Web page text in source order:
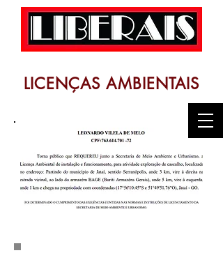
LICENÇAS AMBIENTAIS